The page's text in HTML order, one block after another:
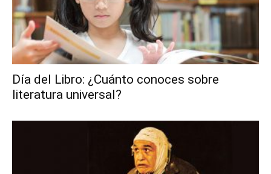
Día del Libro: ¿Cuánto conoces sobre
literatura universal?